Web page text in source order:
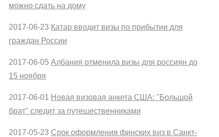
можно сдать на дому
2017-06-23 Катар вводит визы по прибытии для
граждан России
2017-06-05 Албания отменила визы для россиян до
15 ноября
2017-06-01 Новая визовая анкета США: "Большой
брат" следит за путешественниками
2017-05-23 Срок оформления финских виз в Санкт-